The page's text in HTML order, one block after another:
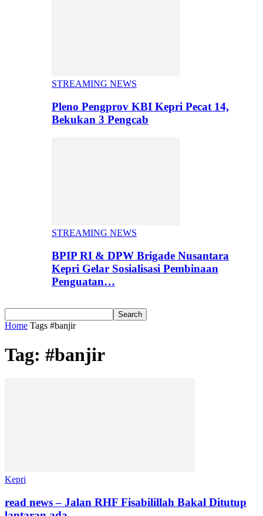
STREAMING NEWS
Pleno Pengprov KBI Kepri Pecat 14,
Bekukan 3 Pengcab
STREAMING NEWS
BPIP RI & DPW Brigade Nusantara
Kepri Gelar Sosialisasi Pembinaan
Penguatan…
Home Tags #banjir
Tag: #banjir
Kepri
read news – Jalan RHF Fisabilillah Bakal Ditutup